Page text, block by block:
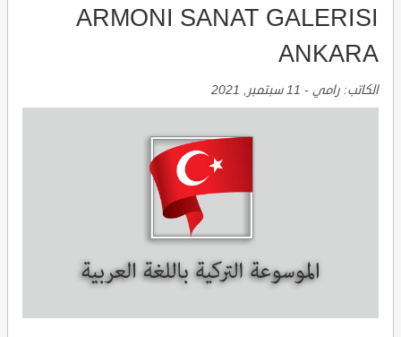
ARMONI SANAT GALERISI
ANKARA
الكاتب: رامي - 11 سبتمبر, 2021